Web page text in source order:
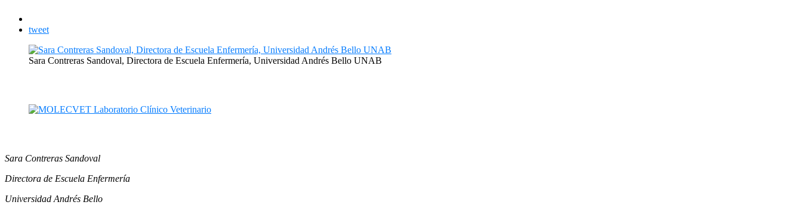
tweet
Sara Contreras Sandoval, Directora de Escuela Enfermería, Universidad Andrés Bello UNAB
Sara Contreras Sandoval
Directora de Escuela Enfermería
Universidad Andrés Bello